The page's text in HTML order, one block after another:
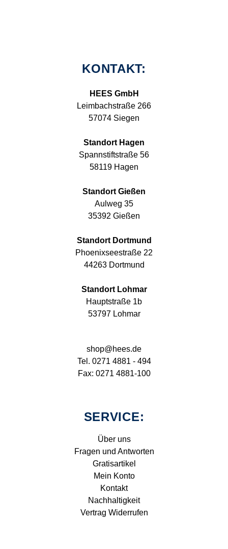
KONTAKT:
HEES GmbH
Leimbachstraße 266
57074 Siegen
Standort Hagen
Spannstiftstraße 56
58119 Hagen
Standort Gießen
Aulweg 35
35392 Gießen
Standort Dortmund
Phoenixseestraße 22
44263 Dortmund
Standort Lohmar
Hauptstraße 1b
53797 Lohmar
shop@hees.de
Tel. 0271 4881 - 494
Fax: 0271 4881-100
SERVICE:
Über uns
Fragen und Antworten
Gratisartikel
Mein Konto
Kontakt
Nachhaltigkeit
Vertrag Widerrufen